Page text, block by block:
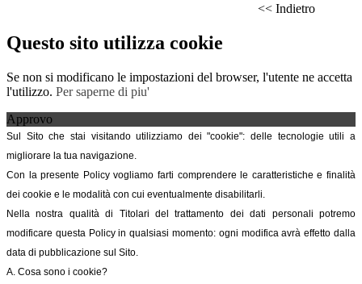
<< Indietro
Questo sito utilizza cookie
Se non si modificano le impostazioni del browser, l'utente ne accetta
l'utilizzo. Per saperne di piu'
Approvo
Sul Sito che stai visitando utilizziamo dei "cookie": delle tecnologie utili a
migliorare la tua navigazione.
Con la presente Policy vogliamo farti comprendere le caratteristiche e finalità
dei cookie e le modalità con cui eventualmente disabilitarli.
Nella nostra qualità di Titolari del trattamento dei dati personali potremo
modificare questa Policy in qualsiasi momento: ogni modifica avrà effetto dalla
data di pubblicazione sul Sito.
A. Cosa sono i cookie?